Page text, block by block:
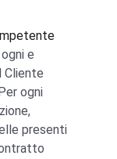
e
Cliente
ogni
presenti